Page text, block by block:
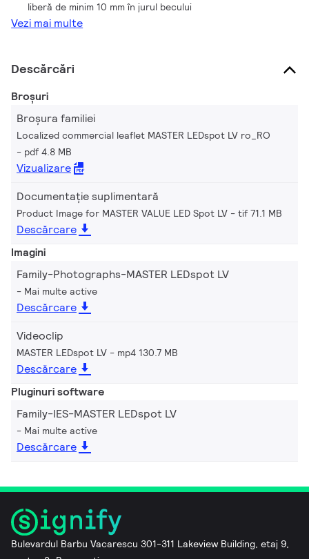
liberă de minim 10 mm în jurul becului
Vezi mai multe
Descărcări
Broșuri
Broșura familiei
Localized commercial leaflet MASTER LEDspot LV ro_RO
pdf 4.8 MB
Vizualizare
Documentație suplimentară
Product Image for MASTER VALUE LED Spot LV tif 71.1 MB
Descărcare
Imagini
Family-Photographs-MASTER LEDspot LV
Mai multe active
Descărcare
Videoclip
MASTER LEDspot LV mp4 130.7 MB
Descărcare
Pluginuri software
Family-IES-MASTER LEDspot LV
Mai multe active
Descărcare
Bulevardul Barbu Vacarescu 301-311 Lakeview Building, etaj 9,